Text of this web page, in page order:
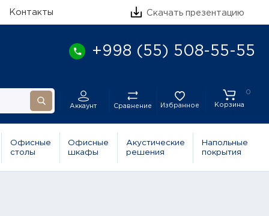
Контакты Скачать презентацию
+998 (55) 508-55-55
Аккаунт Сравнение Избранное
0
Корзина
Офисные
столы
Офисные
шкафы
Акустические
решения
Напольные
покрытия